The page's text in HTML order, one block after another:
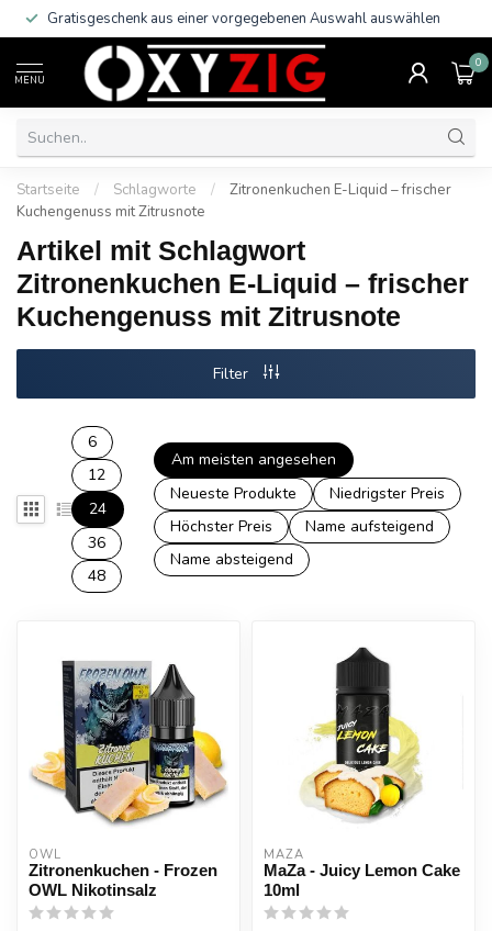
Gratisgeschenk aus einer vorgegebenen Auswahl auswählen
MENU
0
Startseite / Schlagworte /
Zitronenkuchen E-Liquid – frischer
Kuchengenuss mit Zitrusnote
Artikel mit Schlagwort
Zitronenkuchen E-Liquid – frischer
Kuchengenuss mit Zitrusnote
Filter
6
12
24
36
48
Am meisten angesehen
Neueste Produkte
Niedrigster Preis
Höchster Preis
Name aufsteigend
Name absteigend
OWL
Zitronenkuchen - Frozen
OWL Nikotinsalz
MAZA
MaZa - Juicy Lemon Cake
10ml